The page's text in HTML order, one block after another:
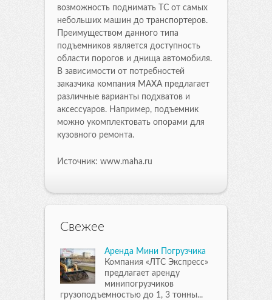
возможность поднимать ТС от самых
небольших машин до транспортеров.
Преимуществом данного типа
подъемников является доступность
области порогов и днища автомобиля.
В зависимости от потребностей
заказчика компания МАХА предлагает
различные варианты подхватов и
аксессуаров. Например, подъемник
можно укомплектовать опорами для
кузовного ремонта.
Источник: www.maha.ru
Свежее
Аренда Мини Погрузчика
Компания «ЛТС Экспресс»
предлагает аренду
минипогрузчиков
грузоподъемностью до 1, 3 тонны...